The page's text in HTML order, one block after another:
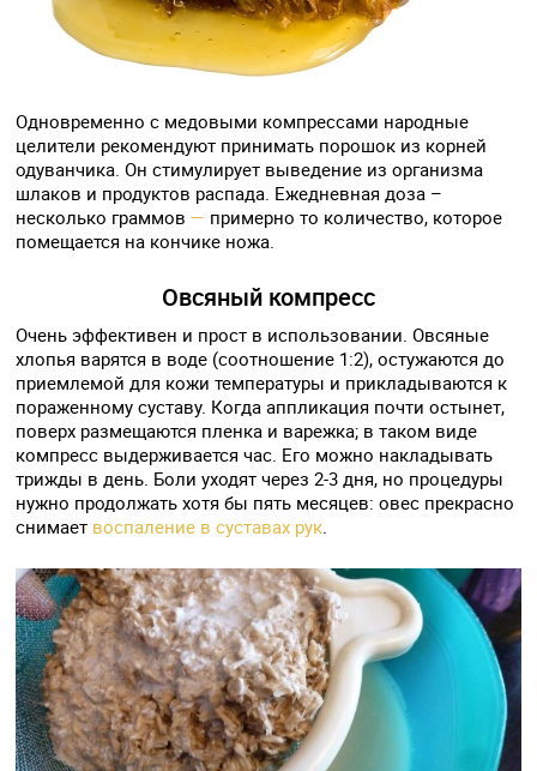
Одновременно с медовыми компрессами народные
целители рекомендуют принимать порошок из корней
одуванчика. Он стимулирует выведение из организма
шлаков и продуктов распада. Ежедневная доза –
несколько граммов— примерно то количество, которое
помещается на кончике ножа.
Овсяный компресс
Очень эффективен и прост в использовании. Овсяные
хлопья варятся в воде (соотношение 1:2), остужаются до
приемлемой для кожи температуры и прикладываются к
пораженному суставу. Когда аппликация почти остынет,
поверх размещаются пленка и варежка; в таком виде
компресс выдерживается час. Его можно накладывать
трижды в день. Боли уходят через 2-3 дня, но процедуры
нужно продолжать хотя бы пять месяцев: овес прекрасно
снимает воспаление в суставах рук.